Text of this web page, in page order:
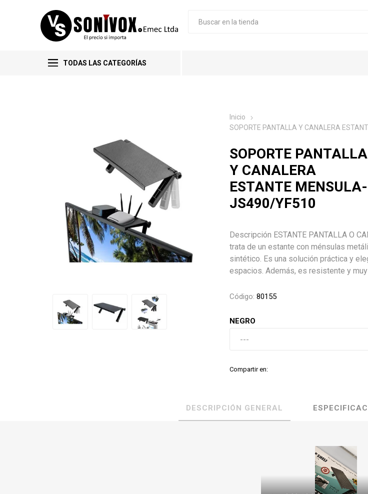
TODAS LAS CATEGORÍAS
Inicio
SOPORTE PANTALLA Y CANALERA
SOPORTE PANTALLA
Y CANALERA
ESTANTE MENSULA-
JS490/YF510
Descripción ESTANTE PANTALLA O
trata de un estante con ménsulas
sintético. Es una solución práctica y
espacios. Además, es resistente y
Código: 80155
NEGRO
Compartir en:
DESCRIPCIÓN GENERAL